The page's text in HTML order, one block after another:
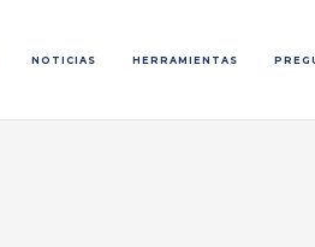
NOTICIAS HERRAMIENTAS